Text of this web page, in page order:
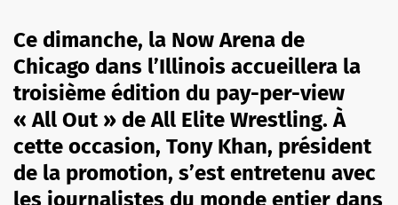
Ce dimanche, la Now Arena de
Chicago dans l’Illinois accueillera la
troisième édition du pay-per-view
« All Out » de All Elite Wrestling. À
cette occasion, Tony Khan, président
de la promotion, s’est entretenu avec
les journalistes du monde entier dans